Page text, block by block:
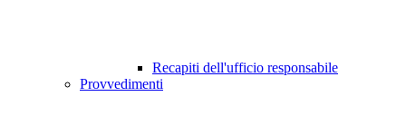
Recapiti dell'ufficio responsabile
Provvedimenti